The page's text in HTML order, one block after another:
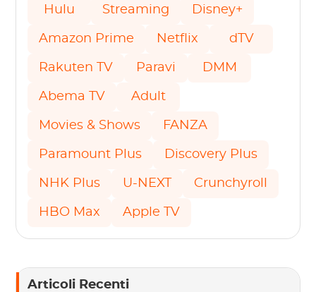
Hulu Streaming Disney+
Amazon Prime Netflix dTV
Rakuten TV Paravi DMM
Abema TV Adult
Movies & Shows FANZA
Paramount Plus Discovery Plus
NHK Plus U-NEXT Crunchyroll
HBO Max Apple TV
Articoli Recenti